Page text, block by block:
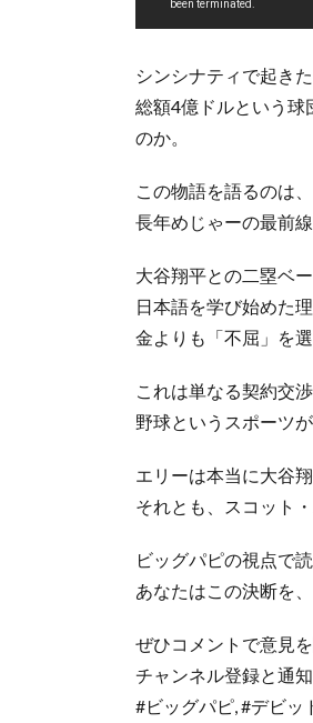
シンシナティで起き
総額4億ドルという球
のか。
この物語を語るのは
長年めじゃーの最前
大谷翔平との二塁ベ
日本語を学び始めた理
金よりも「不屈」を
これは単なる契約交
野球というスポーツ
エリーは本当に大谷
それとも、スコット
ビッグパピの視点で
あなたはこの決断を
ぜひコメントで意見
チャンネル登録と通
#ビッグパピ, #デビッ